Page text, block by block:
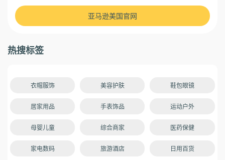
亚马逊美国官网
热搜标签
衣帽服饰 美容护肤 鞋包眼镜
居家用品 手表饰品 运动户外
母婴儿童 综合商家 医药保健
家电数码 旅游酒店 日用百货